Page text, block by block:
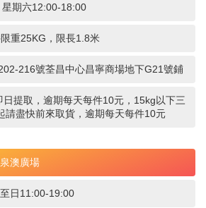
星期六12:00-18:00
重25KG，限長1.8米
216號荃昌中心昌寧商場地下G21號鋪
日提取，逾期每天每件10元，15kg以下三
請盡快前來取貨，逾期每天每件10元
澳廣場
日11:00-19:00